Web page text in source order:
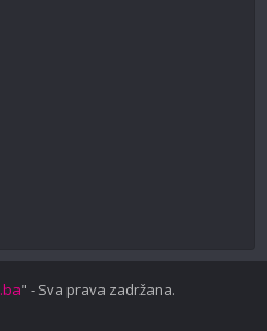
" - Sva prava zadržana.